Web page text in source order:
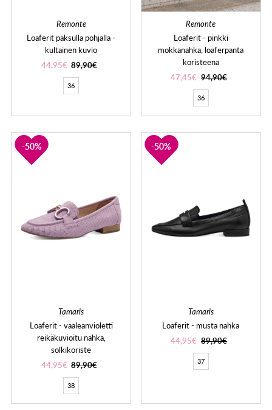
Remonte
Loaferit paksulla pohjalla -
kultainen kuvio
44,95€ 89,90€
36
Remonte
Loaferit - pinkki
mokkanahka, loaferpanta
koristeena
47,45€ 94,90€
36
50%
Tamaris
Loaferit - vaaleanvioletti
reikäkuvioitu nahka,
solkikoriste
44,95€ 89,90€
38
50%
Tamaris
Loaferit - musta nahka
44,95€ 89,90€
37